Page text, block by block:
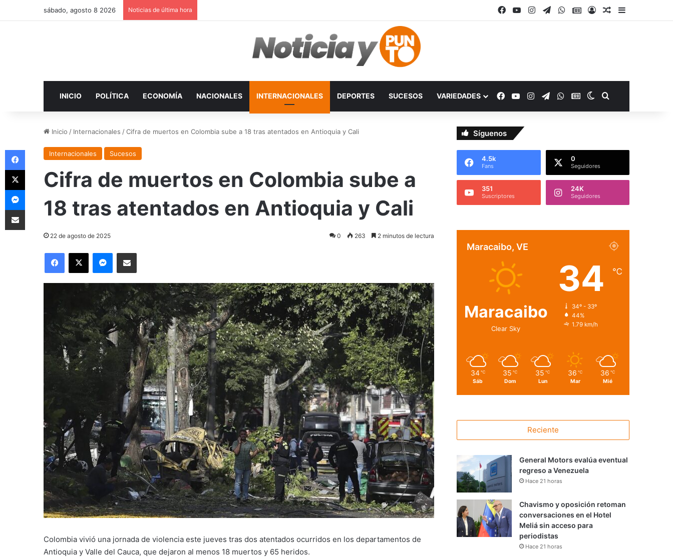
sábado, agosto 8 2026 Noticias de última hora Facebook
YouTubeInstagram
TelegramWhatsApp
Google Noticias
AccesoPublicación al
Barra lateral
INICIO POLÍTICA ECONOMÍA NACIONALES INTERNACIONALES DEPORTES SUCESOS VARIEDADES Facebook
YouTubeInstagram
Telegram
WhatsApp
Google Noticias
Switch skin
Inicio / Internacionales /Cifra de muertos en Colombia sube a 18 tras atentados en Antioquia y Cali
Internacionales Sucesos
Cifra de muertos en Colombia sube a
18 tras atentados en Antioquia y Cali
22 de agosto de 2025 0 263 2 minutos de lectura
Facebook
X MessengerCompartir por correo electrónico
Colombia vivió una jornada de violencia este jueves tras dos atentados ocurridos en los departamentos de
Antioquia y Valle del Cauca, que dejaron al menos 18 muertos y 65 heridos.
Síguenos
4.5k
Fans
0
Seguidores
351
Suscriptores
24K
Seguidores
Maracaibo, VE
Maracaibo
Clear Sky
34 ℃
34º - 33º
44%
1.79 km/h
34 ℃
Sáb
35 ℃
Dom
35 ℃
Lun
36 ℃
Mar
36 ℃
Mié
Reciente
General Motors evalúa eventual
regreso a Venezuela
Hace 21 horas
Chavismo y oposición retoman
conversaciones en el Hotel
Meliá sin acceso para
periodistas
Hace 21 horas
Facebook
X
Messenger
Compartir por correo electrónico